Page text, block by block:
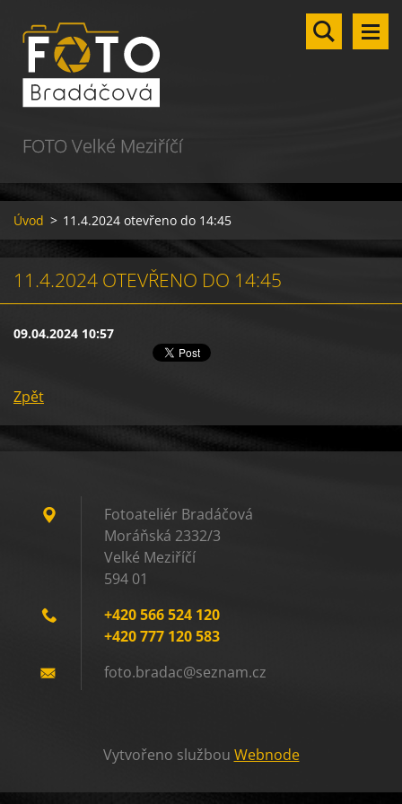
FOTO Velké Meziříčí
Úvod > 11.4.2024 otevřeno do 14:45
11.4.2024 OTEVŘENO DO 14:45
09.04.2024 10:57
Zpět
Fotoateliér Bradáčová
Moráňská 2332/3
Velké Meziříčí
594 01
+420 566 524 120
+420 777 120 583
foto.bradac@seznam.cz
Vytvořeno službou Webnode